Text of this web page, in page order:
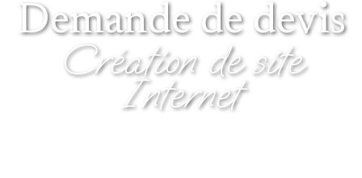
Demande de devis
Création de site
Internet